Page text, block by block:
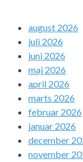
august 2026
juli 2026
juni 2026
maj 2026
april 2026
marts 2026
februar 2026
januar 2026
december
november